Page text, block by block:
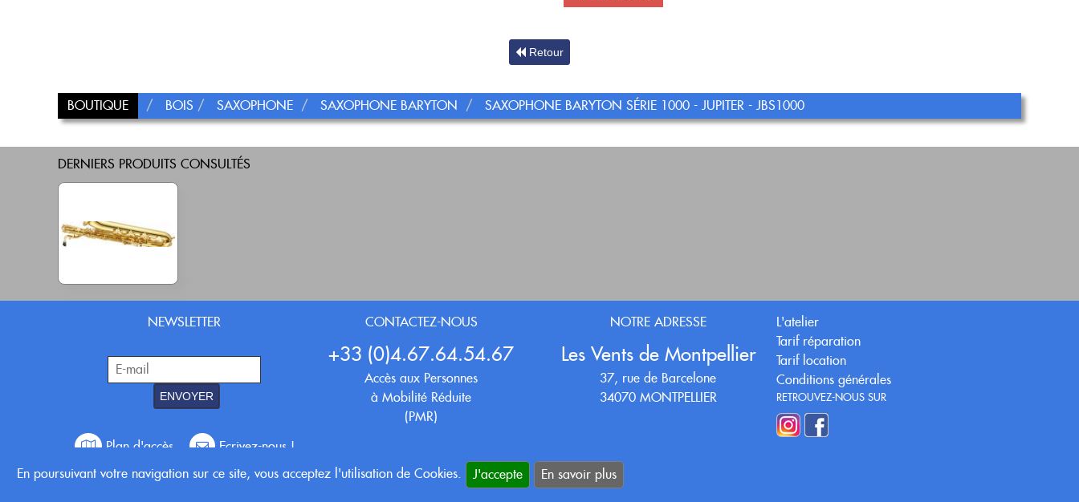
Retour
BOUTIQUE BOIS SAXOPHONE SAXOPHONE BARYTON SAXOPHONE BARYTON SÉRIE 1000 - JUPITER - JBS1000
En poursuivant votre navigation sur ce site, vous acceptez l'utilisation de Cookies. J'accepte En savoir plus
DERNIERS PRODUITS CONSULTÉS
NEWSLETTER
ENVOYER
Plan d'accès Ecrivez-nous !
CONTACTEZ-NOUS
+33 (0)4.67.64.54.67
Accès aux Personnes
à Mobilité Réduite
(PMR)
NOTRE ADRESSE
Les Vents de Montpellier
37, rue de Barcelone
34070 MONTPELLIER
L'atelier
Tarif réparation
Tarif location
Conditions générales
RETROUVEZ-NOUS SUR